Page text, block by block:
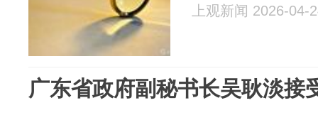
上观新闻 2026-04-
广东省政府副秘书长吴耿淡接